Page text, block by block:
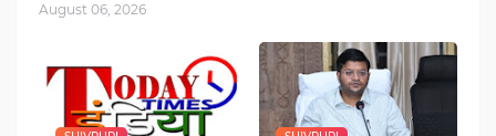
August 06, 2026